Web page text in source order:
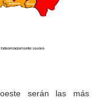
serán las más